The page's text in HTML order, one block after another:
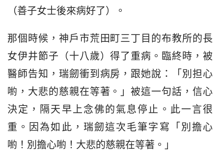
（善子女士後來病好了）。
那個時候，神戶市荒田町三丁目的布教所的長
女伊井節子（十八歲）得了重病。臨終時，被
醫師告知，瑞劒衝到病房，跟她說：「別担心
喲，大悲的慈親在等著。」被這一句話，信心
決定，隔天早上念佛的氣息停止。此一言很
重。因為如此，瑞劒這次毛筆字寫「別擔心
喲！別擔心喲！大悲的慈親在等著。」